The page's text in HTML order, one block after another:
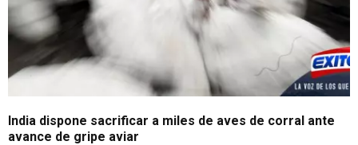
India dispone sacrificar a miles de aves de corral ante
avance de gripe aviar